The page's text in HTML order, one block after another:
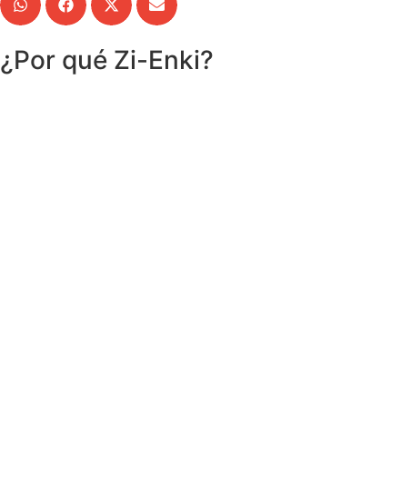
¿Por qué Zi-Enki?